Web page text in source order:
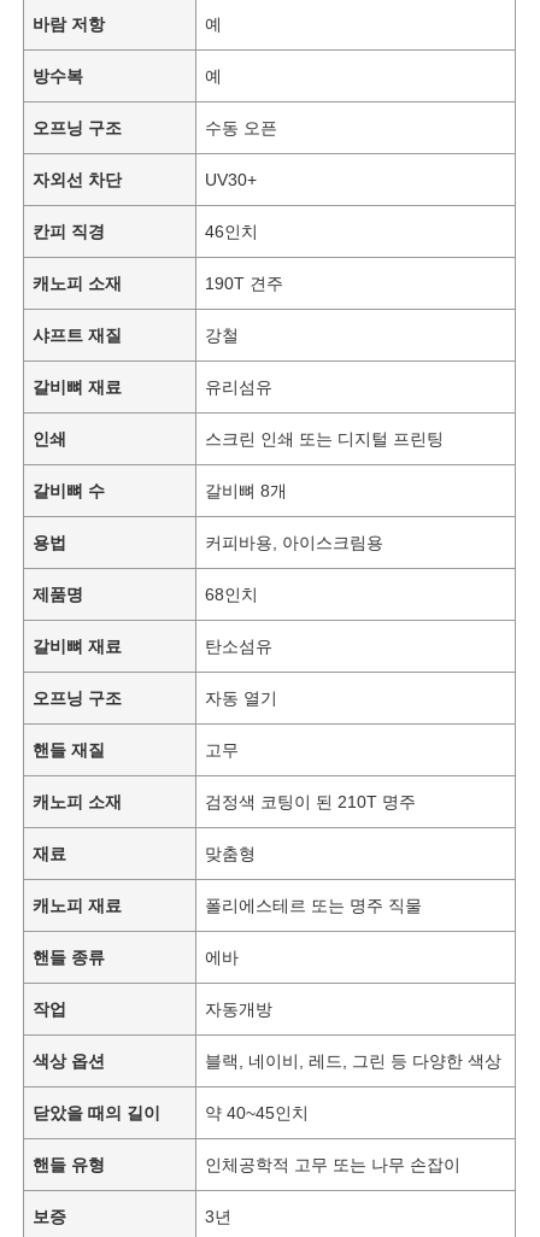
홈
바람 저항 예
방수복 예
오프닝 구조 수동 오픈
자외선 차단 UV30+
칸피 직경 46인치
캐노피 소재 190T 견주
샤프트 재질 강철
갈비뼈 재료 유리섬유
인쇄 스크린 인쇄 또는 디지털 프린팅
갈비뼈 수 갈비뼈 8개
용법 커피바용, 아이스크림용
제품명 68인치
갈비뼈 재료 탄소섬유
오프닝 구조 자동 열기
핸들 재질 고무
캐노피 소재 검정색 코팅이 된 210T 명주
재료 맞춤형
캐노피 재료 폴리에스테르 또는 명주 직물
핸들 종류 에바
작업 자동개방
색상 옵션 블랙, 네이비, 레드, 그린 등 다양한 색상
닫았을 때의 길이 약 40~45인치
핸들 유형 인체공학적 고무 또는 나무 손잡이
보증 3년